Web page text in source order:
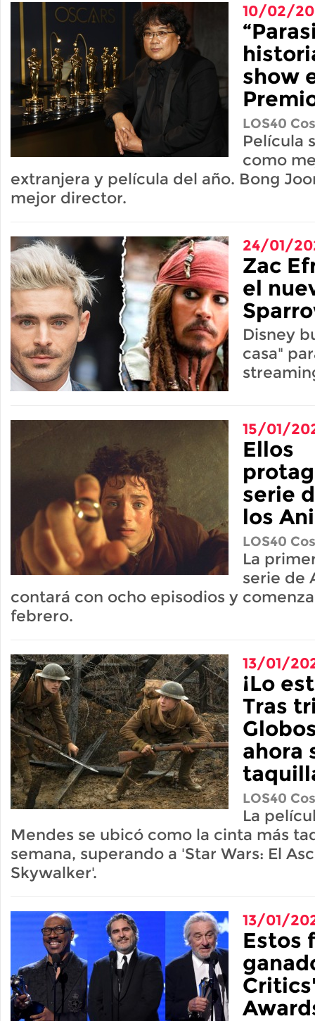
10/02/
show
LOS40
Película
como
extranjera y película del año. Bong
mejor director.
24/01/
Zac
el
Disney
casa"
15/01/
Ellos
serie
los
LOS40
La
serie de
contará con ocho episodios y
febrero.
13/01/
¡Lo
Tras
ahora
LOS40
La
Mendes se ubicó como la cinta más
semana, superando a 'Star Wars: El
Skywalker'.
13/01/
Estos